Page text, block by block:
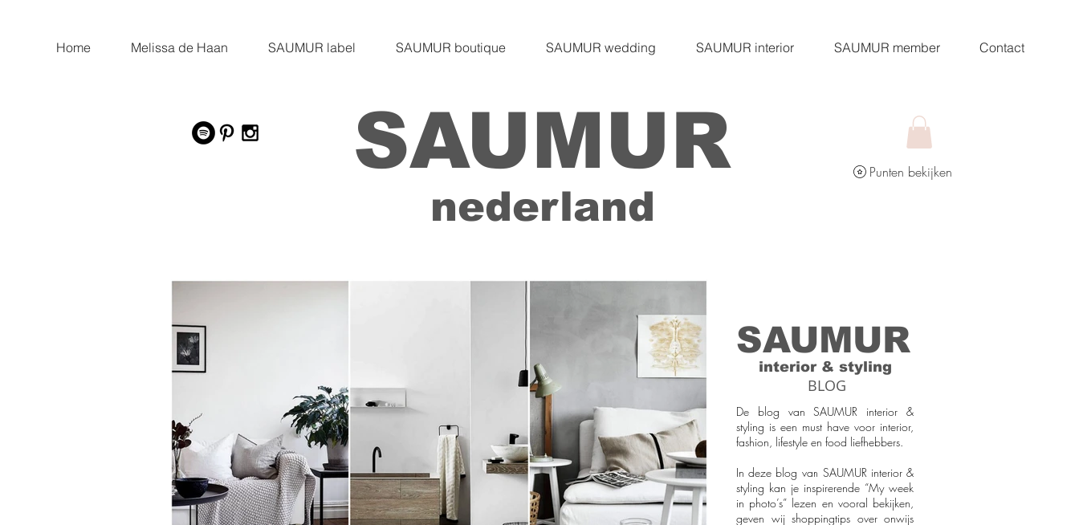
Home Melissa de Haan SAUMUR label SAUMUR boutique SAUMUR wedding SAUMUR interior SAUMUR member Contact
SAUMUR
nederland
Punten bekijken
SAUMUR
interior & styling
BLOG
De blog van SAUMUR interior &
styling is een must have voor interior,
fashion, lifestyle en food liefhebbers.
In deze blog van SAUMUR interior &
styling kan je inspirerende “My week
in photo’s” lezen en vooral bekijken,
geven wij shoppingtips over onwijs